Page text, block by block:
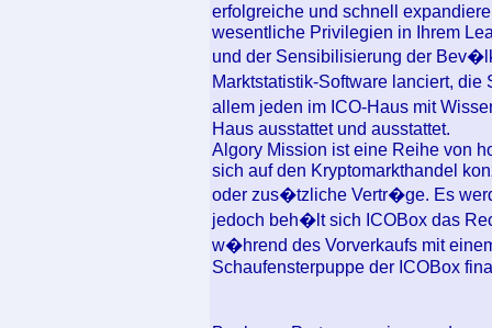
erfolgreiche und schnell
wesentliche Privilegien in Ihrem
und der Sensibilisierung der
Marktstatistik-Software lanciert,
allem jeden im ICO-Haus mit
Haus ausstattet und ausstattet.
Algory Mission ist eine Reihe von
sich auf den Kryptomarkthandel
oder zus�tzliche Vertr�ge. Es
jedoch beh�lt sich ICOBox das
w�hrend des Vorverkaufs mit
Schaufensterpuppe der ICOBox